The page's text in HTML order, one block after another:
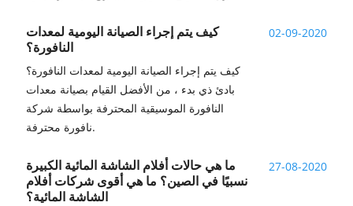
02-09-2020
كيف يتم إجراء الصيانة اليومية لمعدات
النافورة؟
كيف يتم إجراء الصيانة اليومية لمعدات النافورة؟
بادئ ذي بدء ، من الأفضل القيام بصيانة معدات
النافورة الموسيقية المحترفة بواسطة شركة
نافورة محترفة.
27-08-2020
ما هي حالات أفلام الشاشة المائية الكبيرة
نسبيًا في الصين؟ ما هي أقوى شركات أفلام
الشاشة المائية؟